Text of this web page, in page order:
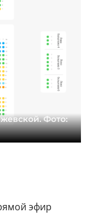
Фото:
эфир